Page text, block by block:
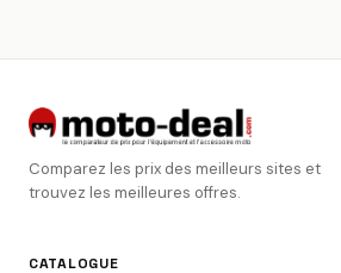
Comparez les prix des meilleurs sites et
trouvez les meilleures offres.
CATALOGUE